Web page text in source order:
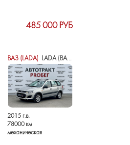
485 000 РУБ
ВАЗ (LADA) LADA (ВАЗ) KALINA II
2015 г.в.
78000 км
механическая